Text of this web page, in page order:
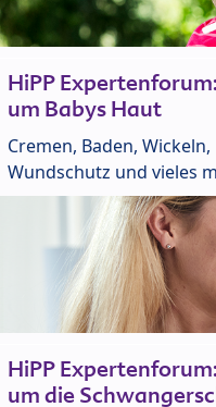
HiPP
um Babys Haut
Cremen, Baden, Wickeln,
Wundschutz und vieles
HiPP
um die